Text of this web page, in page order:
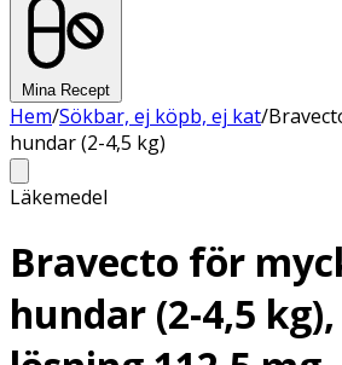
Mina Recept
Hem/Sökbar, ej köpb, ej kat/
hundar (2-4,5 kg)
Läkemedel
Bravecto för
hundar (2-4,5